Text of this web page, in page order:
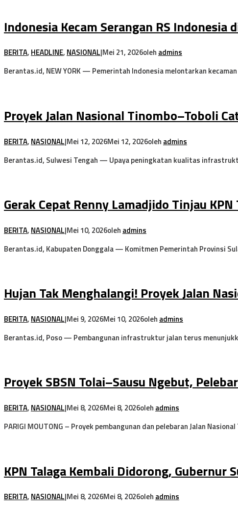
Indonesia Kecam Serangan RS Indonesia
BERITA, HEADLINE, NASIONAL|Mei 21, 2026oleh admins
Berantas.id, NEW YORK — Pemerintah Indonesia melontarkan
Proyek Jalan Nasional Tinombo–Toboli
BERITA, NASIONAL|Mei 12, 2026Mei 12, 2026oleh admins
Berantas.id, Sulwesi Tengah — Upaya peningkatan kualitas
Gerak Cepat Renny Lamadjido Tinjau
BERITA, NASIONAL|Mei 10, 2026oleh admins
Berantas.id, Kabupaten Donggala — Komitmen Pemerintah Provinsi
Hujan Tak Menghalangi! Proyek Jalan
BERITA, NASIONAL|Mei 9, 2026Mei 10, 2026oleh admins
Berantas.id, Poso — Pembangunan infrastruktur jalan terus
Proyek SBSN Tolai–Sausu Ngebut,
BERITA, NASIONAL|Mei 8, 2026Mei 8, 2026oleh admins
PARIGI MOUTONG – Proyek pembangunan dan pelebaran Jalan
KPN Talaga Kembali Didorong, Gubernur
BERITA, NASIONAL|Mei 8, 2026Mei 8, 2026oleh admins